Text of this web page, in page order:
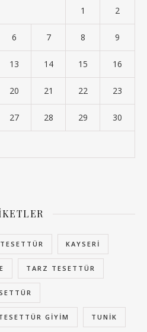
1 2
6 7 8 9
13 14 15 16
20 21 22 23
27 28 29 30
KAYSERI
TARZ TESETTÜR
GIYIM TUNIK